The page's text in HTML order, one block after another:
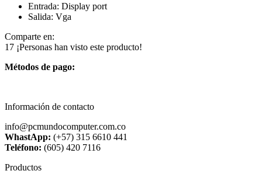
Entrada: Display port
Salida: Vga
Comparte en:
17 ¡Personas han visto este producto!
Métodos de pago:
Información de contacto
info@pcmundocomputer.com.co
WhastApp: (+57) 315 6610 441
Teléfono: (605) 420 7116
Productos